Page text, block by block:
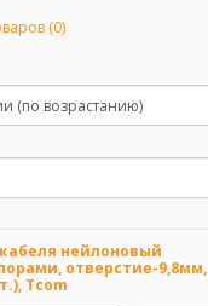
(0)
нейлоновый
отверстие-9,8мм,
Tcom